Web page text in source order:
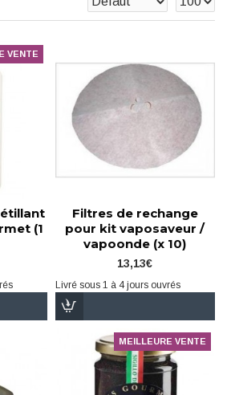
VENTE
(1
Filtres de rechange
pour kit vaposaveur /
vapoonde (x 10)
13,13€
Livré sous 1 à 4 jours ouvrés
MEILLEURE VENTE